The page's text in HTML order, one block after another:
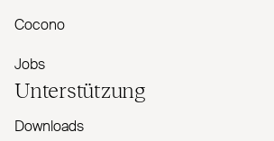
Cocono
Jobs
Unterstützung
Downloads